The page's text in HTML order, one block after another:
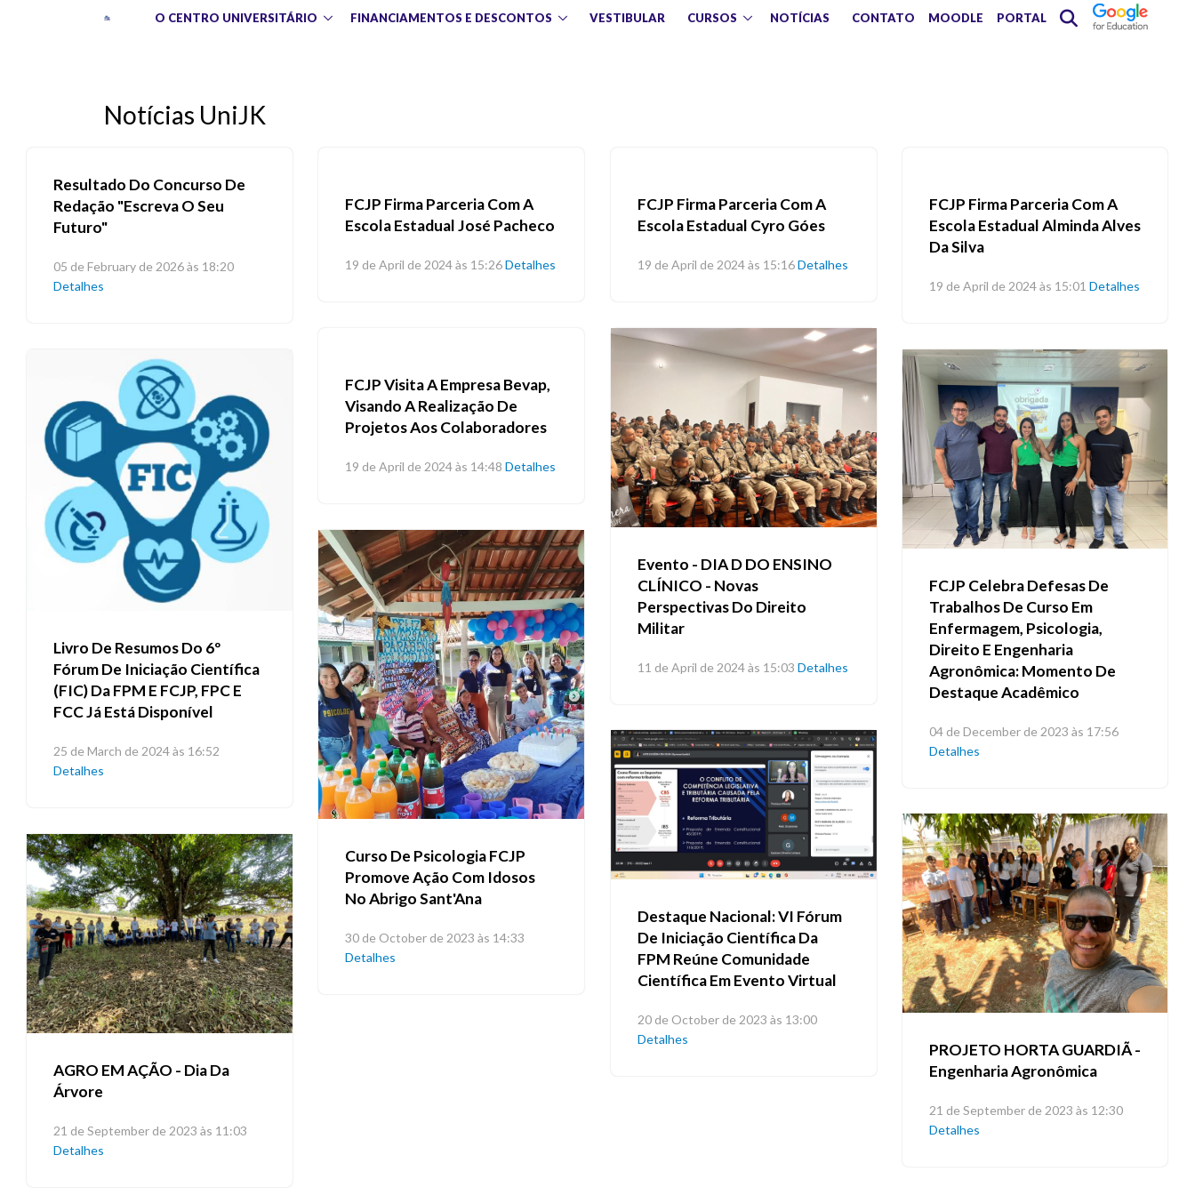
O CENTRO UNIVERSITÁRIO FINANCIAMENTOS E DESCONTOS VESTIBULAR CURSOS NOTÍCIAS CONTATO MOODLE PORTAL
Notícias UniJK
Resultado Do Concurso De
Redação "Escreva O Seu
Futuro"
05 de February de 2026 às 18:20
Detalhes
FCJP Firma Parceria Com A
Escola Estadual José Pacheco
19 de April de 2024 às 15:26Detalhes
FCJP Firma Parceria Com A
Escola Estadual Cyro Góes
19 de April de 2024 às 15:16Detalhes
FCJP Firma Parceria Com A
Escola Estadual Alminda Alves
Da Silva
19 de April de 2024 às 15:01 Detalhes
FCJP Visita A Empresa Bevap,
Visando A Realização De
Projetos Aos Colaboradores
19 de April de 2024 às 14:48 Detalhes
Evento - DIA D DO ENSINO
CLÍNICO - Novas
Perspectivas Do Direito
Militar
11 de April de 2024 às 15:03 Detalhes
Livro De Resumos Do 6º
Fórum De Iniciação Científica
(FIC) Da FPM E FCJP, FPC E
FCC Já Está Disponível
25 de March de 2024 às 16:52
Detalhes
FCJP Celebra Defesas De
Trabalhos De Curso Em
Enfermagem, Psicologia,
Direito E Engenharia
Agronômica: Momento De
Destaque Acadêmico
04 de December de 2023 às 17:56
Detalhes
Curso De Psicologia FCJP
Promove Ação Com Idosos
No Abrigo Sant'Ana
30 de October de 2023 às 14:33
Detalhes
Destaque Nacional: VI Fórum
De Iniciação Científica Da
FPM Reúne Comunidade
Científica Em Evento Virtual
20 de October de 2023 às 13:00
Detalhes
PROJETO HORTA GUARDIÃ -
Engenharia Agronômica
21 de September de 2023 às 12:30
Detalhes
AGRO EM AÇÃO - Dia Da
Árvore
21 de September de 2023 às 11:03
Detalhes